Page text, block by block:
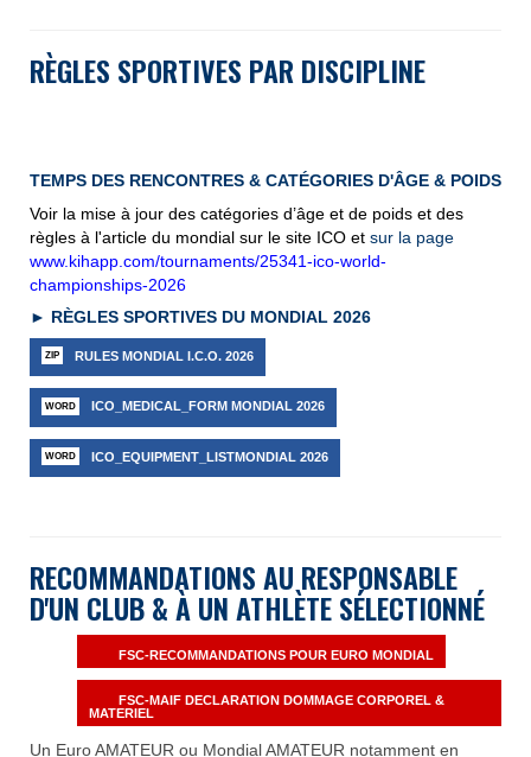
RÈGLES SPORTIVES PAR DISCIPLINE
TEMPS DES RENCONTRES & CATÉGORIES D'ÂGE & POIDS
Voir la mise à jour des catégories d’âge et de poids et des
règles à l'article du mondial sur le site ICO et sur la page
www.kihapp.com/tournaments/25341-ico-world-
championships-2026
► RÈGLES SPORTIVES DU MONDIAL 2026
RULES MONDIAL I.C.O. 2026
ICO_MEDICAL_FORM MONDIAL 2026
ICO_EQUIPMENT_LISTMONDIAL 2026
RECOMMANDATIONS AU RESPONSABLE
D'UN CLUB & À UN ATHLÈTE SÉLECTIONNÉ
FSC-RECOMMANDATIONS POUR EURO MONDIAL
FSC-MAIF DECLARATION DOMMAGE CORPOREL &
MATERIEL
Un Euro AMATEUR ou Mondial AMATEUR notamment en